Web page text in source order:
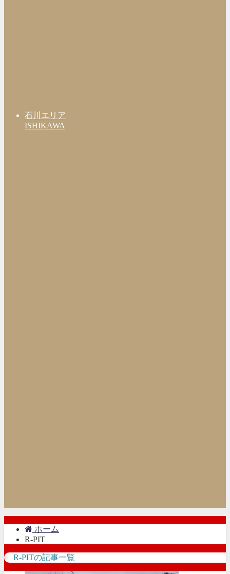
石川エリア
ISHIKAWA
ホーム
R-PIT
R-PITの記事一覧